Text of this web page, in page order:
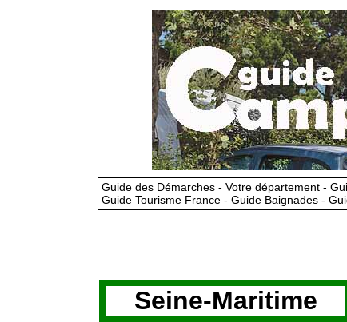
Guide des Démarches - Votre département -
Guide Tourisme France - Guide Baignades -
Seine-Maritime